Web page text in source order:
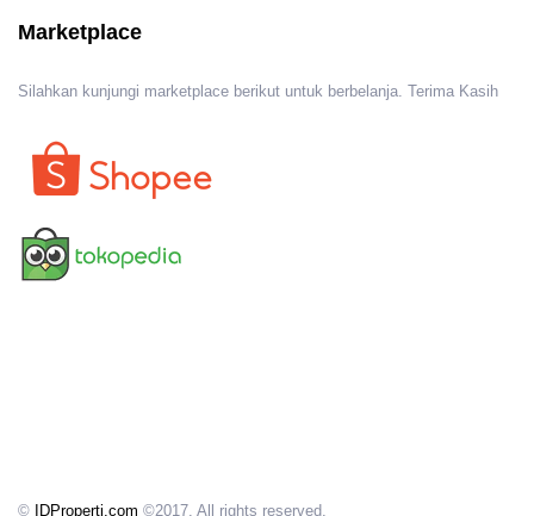
Marketplace
Silahkan kunjungi marketplace berikut untuk berbelanja. Terima Kasih
© IDProperti.com ©2017. All rights reserved.